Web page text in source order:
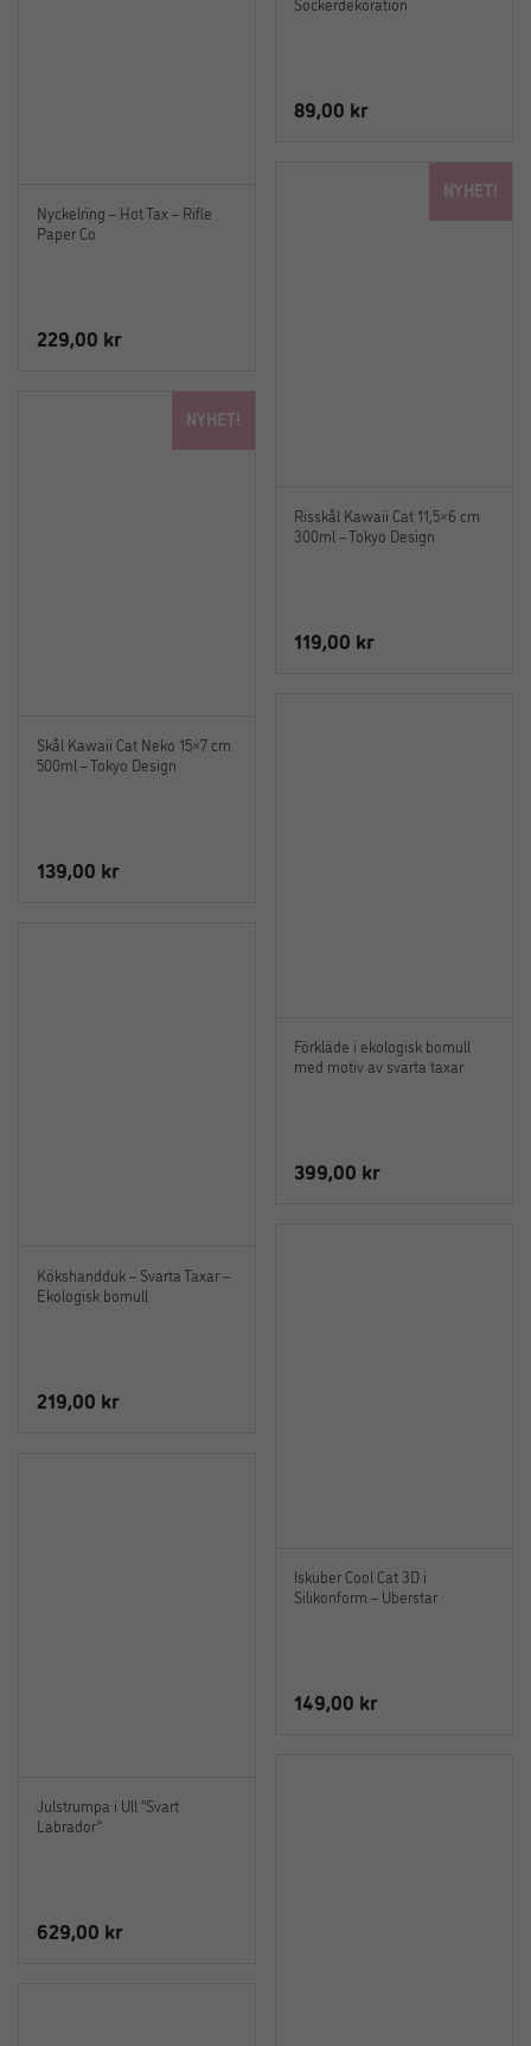
89,00 kr
Nyckelring – Hot Tax – Rifle
Paper Co
229,00 kr
NYHET!
Risskål Kawaii Cat 11,5×6 cm
300ml – Tokyo Design
119,00 kr
NYHET!
Skål Kawaii Cat Neko 15×7 cm
500ml – Tokyo Design
139,00 kr
Förkläde i ekologisk bomull
med motiv av svarta taxar
399,00 kr
Kökshandduk – Svarta Taxar –
Ekologisk bomull
219,00 kr
Iskuber Cool Cat 3D i
Silikonform – Uberstar
149,00 kr
Julstrumpa i Ull “Svart
Labrador”
629,00 kr